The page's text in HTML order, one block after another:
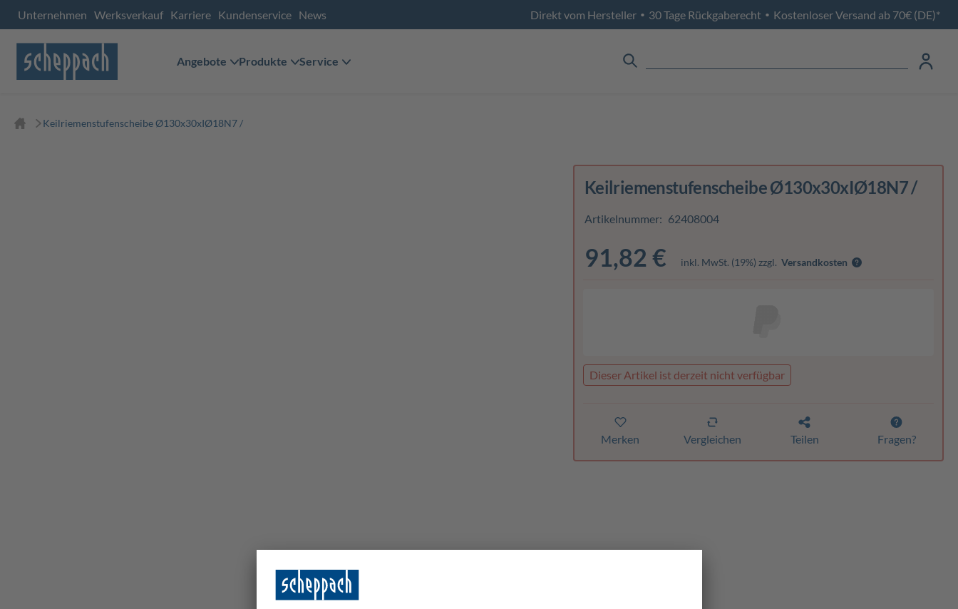
Unternehmen Werksverkauf Karriere Kundenservice News Direkt vom Hersteller • 30 Tage Rückgaberecht • Kostenloser Versand ab 70€ (DE)*
Angebote Produkte Service
Keilriemenstufenscheibe Ø130x30xIØ18N7 /
Keilriemenstufenscheibe Ø130x30xIØ18N7 /
Artikelnummer: 62408004
91,82 € inkl. MwSt. (19%) zzgl. Versandkosten
Dieser Artikel ist derzeit nicht verfügbar
Merken Vergleichen Teilen Fragen?